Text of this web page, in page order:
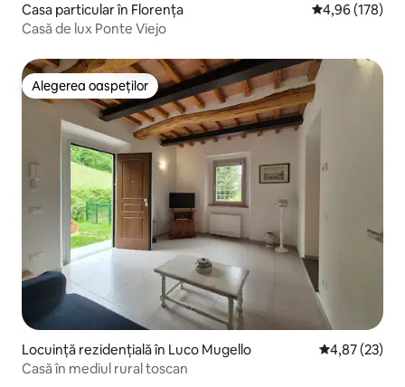
Casa particular în Florența Scor mediu de
4,96 (178)
Casă de lux Ponte Viejo
Alegerea oaspeților
Alegerea oaspeților
Locuință rezidențială în Luco Mugello Scor mediu
4,87 (23)
Casă în mediul rural toscan